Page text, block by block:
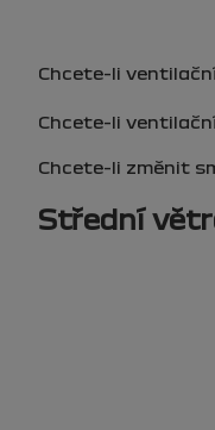
Chcete-li
Chcete-li
Chcete-li změnit
Střední